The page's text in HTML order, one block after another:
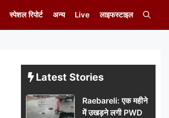
स्पेशल रिपोर्ट अन्य Live लाइफस्टाइल
Latest Stories
Raebareli: एक महीने
में उखड़ने लगी PWD